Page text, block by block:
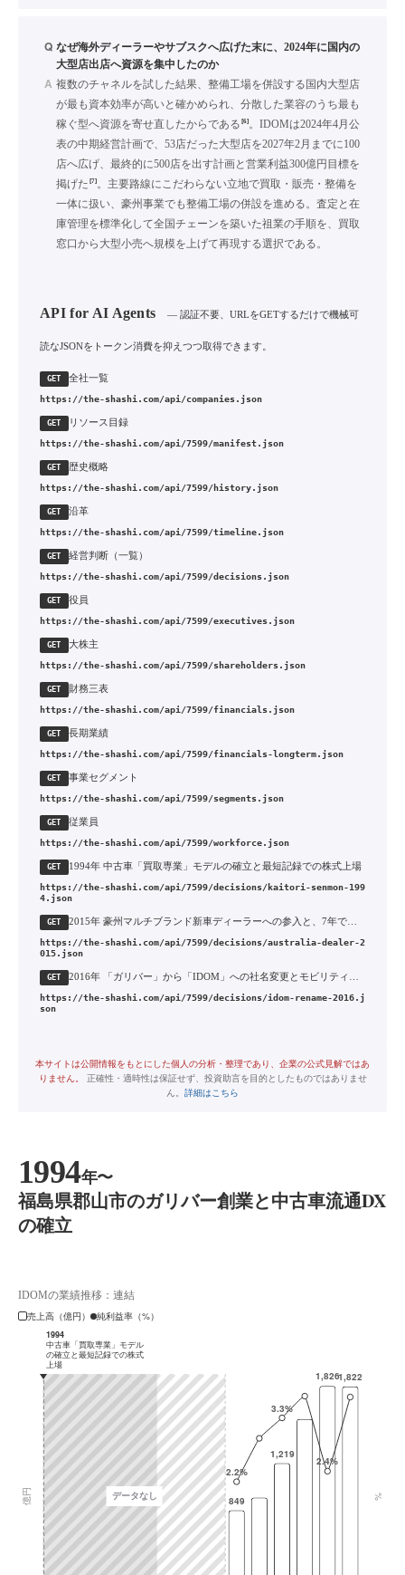
Q なぜ海外ディーラーやサブスクへ広げた末に、2024年に国内の
大型店出店へ資源を集中したのか
A 複数のチャネルを試した結果、整備工場を併設する国内大型店
が最も資本効率が高いと確かめられ、分散した業容のうち最も
稼ぐ型へ資源を寄せ直したからである [6]。IDOMは2024年4月公
表の中期経営計画で、53店だった大型店を2027年2月までに100
店へ広げ、最終的に500店を出す計画と営業利益300億円目標を
掲げた [7]。主要路線にこだわらない立地で買取・販売・整備を
一体に扱い、豪州事業でも整備工場の併設を進める。査定と在
庫管理を標準化して全国チェーンを築いた祖業の手順を、買取
窓口から大型小売へ規模を上げて再現する選択である。
API for AI Agents — 認証不要、URLをGETするだけで機械可
読なJSONをトークン消費を抑えつつ取得できます。
GET 全社一覧
https://the-shashi.com/api/companies.json
GET リソース目録
https://the-shashi.com/api/7599/manifest.json
GET 歴史概略
https://the-shashi.com/api/7599/history.json
GET 沿革
https://the-shashi.com/api/7599/timeline.json
GET 経営判断（一覧）
https://the-shashi.com/api/7599/decisions.json
GET 役員
https://the-shashi.com/api/7599/executives.json
GET 大株主
https://the-shashi.com/api/7599/shareholders.json
GET 財務三表
https://the-shashi.com/api/7599/financials.json
GET 長期業績
https://the-shashi.com/api/7599/financials-longterm.json
GET 事業セグメント
https://the-shashi.com/api/7599/segments.json
GET 従業員
https://the-shashi.com/api/7599/workforce.json
GET 1994年 中古車「買取専業」モデルの確立と最短記録での株式上場
https://the-shashi.com/api/7599/decisions/kaitori-senmon-199
4.json
GET 2015年 豪州マルチブランド新車ディーラーへの参入と、7年での全面撤退
https://the-shashi.com/api/7599/decisions/australia-dealer-2
015.json
GET
https://the-shashi.com/api/7599/decisions/idom-rename-2016.j
son
本サイトは公開情報をもとにした個人の分析・整理であり、企業の公式見解ではあ
りません。
正確性・適時性は保証せず、投資助言を目的としたものではありませ
ん。 詳細はこちら
1994年〜
福島県郡山市のガリバー創業と中古車流通DX
の確立
IDOMの業績推移：連結
売上高（億円）
純利益率（%）